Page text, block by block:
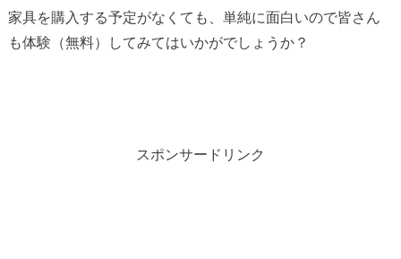
家具を購入する予定がなくても、単純に面白いので皆さん
も体験（無料）してみてはいかがでしょうか？
スポンサードリンク